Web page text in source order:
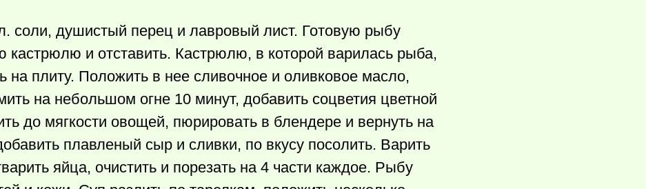
соли, душистый перец и лавровый лист. Готовую рыбу
кастрюлю и отставить. Кастрюлю, в которой варилась рыба,
на плиту. Положить в нее сливочное и оливковое масло,
на небольшом огне 10 минут, добавить соцветия цветной
до мягкости овощей, пюрировать в блендере и вернуть на
плавленый сыр и сливки, по вкусу посолить. Варить
яйца, очистить и порезать на 4 части каждое. Рыбу